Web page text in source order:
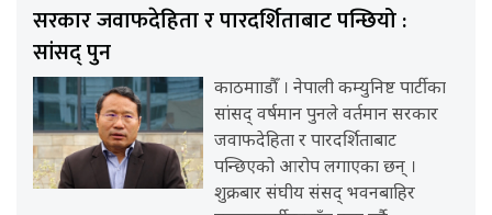
सरकार जवाफदेहिता र पारदर्शिताबाट पन्छियो :
सांसद् पुन
काठमााडौँ । नेपाली कम्युनिष्ट पार्टीका
सांसद् वर्षमान पुनले वर्तमान सरकार
जवाफदेहिता र पारदर्शिताबाट
पन्छिएको आरोप लगाएका छन् ।
शुक्रबार संघीय संसद् भवनबाहिर